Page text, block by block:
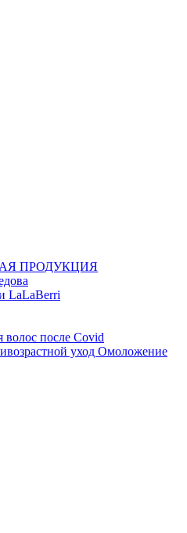
ПРОДУКЦИЯ
LaLaBerri
после Covid
уход Омоложение